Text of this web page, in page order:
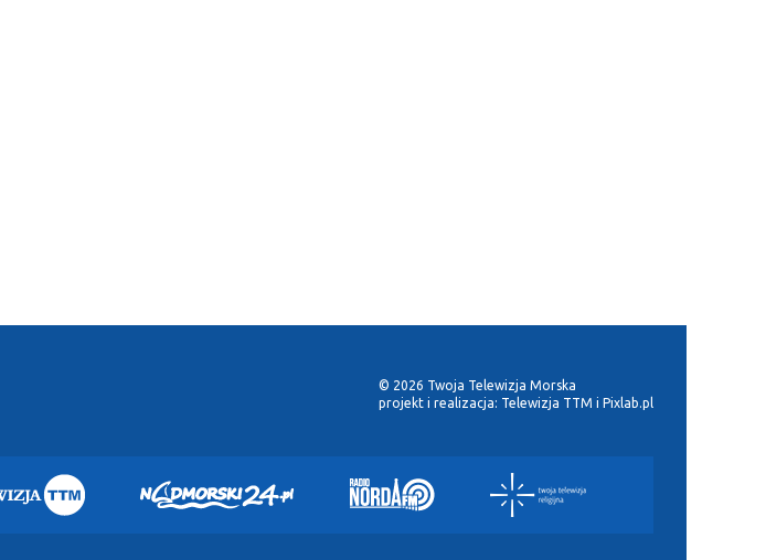
© 2026 Twoja Telewizja Morska
projekt i realizacja: Telewizja TTM i Pixlab.pl